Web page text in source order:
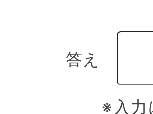
答え
※入力